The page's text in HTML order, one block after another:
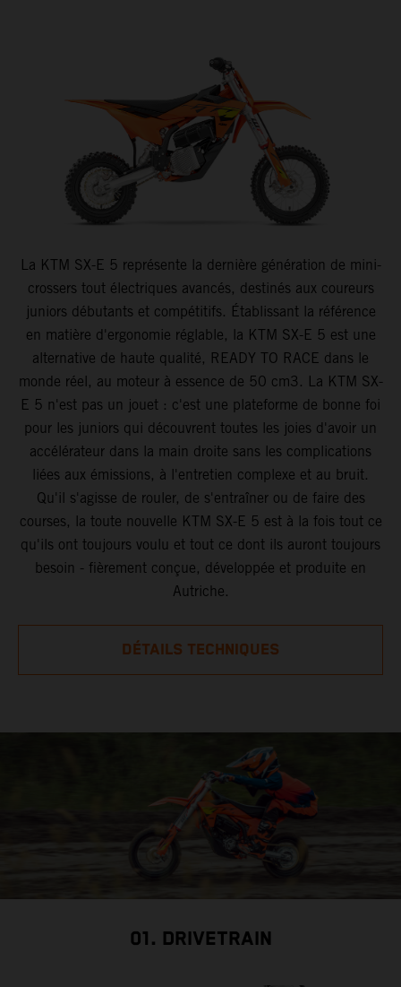
La KTM SX-E 5 représente la dernière génération de mini-
crossers tout électriques avancés, destinés aux coureurs
juniors débutants et compétitifs. Établissant la référence
en matière d'ergonomie réglable, la KTM SX-E 5 est une
alternative de haute qualité, READY TO RACE dans le
monde réel, au moteur à essence de 50 cm3. La KTM SX-
E 5 n'est pas un jouet : c'est une plateforme de bonne foi
pour les juniors qui découvrent toutes les joies d'avoir un
accélérateur dans la main droite sans les complications
liées aux émissions, à l'entretien complexe et au bruit.
Qu'il s'agisse de rouler, de s'entraîner ou de faire des
courses, la toute nouvelle KTM SX-E 5 est à la fois tout ce
qu'ils ont toujours voulu et tout ce dont ils auront toujours
besoin - fièrement conçue, développée et produite en
Autriche.
DÉTAILS TECHNIQUES
01. DRIVETRAIN